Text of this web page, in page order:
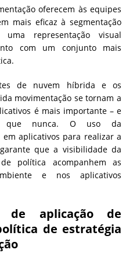
oferecem às equipes
mais eficaz à segmentação
uma representação visual
com um conjunto mais
de nuvem híbrida e os
movimentação se tornam a
é mais importante – e
que nunca. O uso da
em aplicativos para realizar a
que a visibilidade da
política acompanhem as
e nos aplicativos
de aplicação de
de estratégia